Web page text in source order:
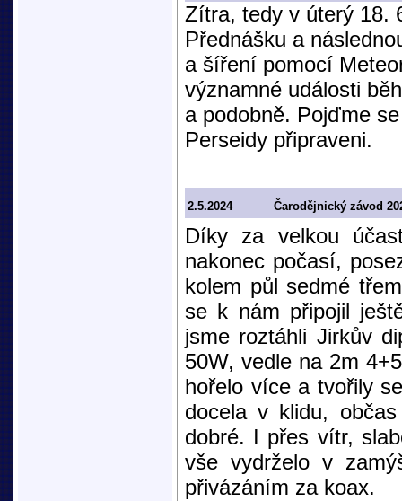
Zítra, tedy v úterý 18.
Přednášku a
a šíření pomocí
významné události
a podobně. Pojďme
Perseidy připraveni.
2.5.2024 Čarodějnický závod
Díky za velkou
nakonec počasí,
kolem půl sedmé
se k nám připojil
jsme roztáhli Jirkův
50W, vedle na 2m
hořelo více a tvořily
docela v klidu,
dobré. I přes vítr,
vše vydrželo v
přivázáním za koax.